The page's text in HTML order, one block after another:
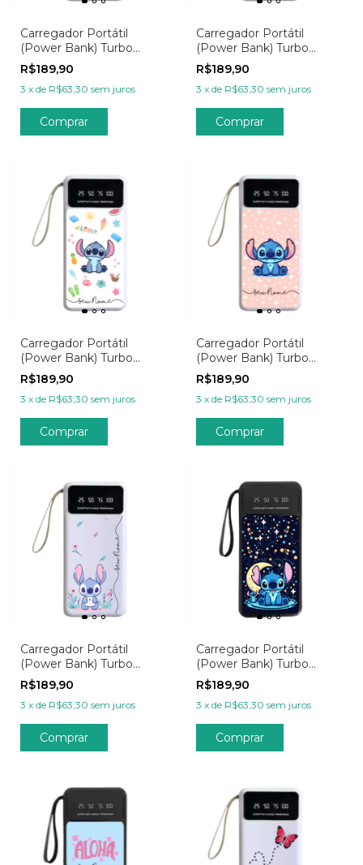
Carregador Portátil
(Power Bank) Turbo
20.000mAh
Personalizado - Wish
Mickey Mouse
R$189,90
3 x de R$63,30 sem juros
Comprar
Carregador Portátil
(Power Bank) Turbo
20.000mAh - Amor de
Mel
R$189,90
3 x de R$63,30 sem juros
Carregador Portátil
(Power Bank) Turbo
20.000mAh
Personalizado - Wish
Tropical
R$189,90
3 x de R$63,30 sem juros
Comprar
Carregador Portátil
(Power Bank) Turbo
20.000mAh
Personalizada - Wish
Anjinho das Estrelas
R$189,90
3 x de R$63,30 sem juros
Comprar
Carregador Portátil
(Power Bank) Turbo
20.000mAh
Personalizada - Wish
Flores Tropicais
R$189,90
3 x de R$63,30 sem juros
Comprar
Carregador Portátil
(Power Bank) Turbo
20.000mAh
Personalizado - Wish
Noite Estrelada
R$189,90
3 x de R$63,30 sem juros
Comprar